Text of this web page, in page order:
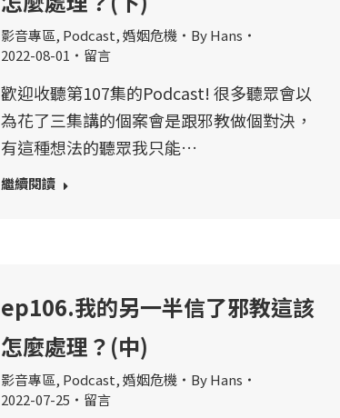
影音專區, Podcast,婚姻危機 ByHans
2022-08-01
留言
歡迎收聽第107集的Podcast! 很多聽眾會以
為花了三集講的個案會是跟邪教做個對決，
有這種想法的聽眾我只能…
繼續閱讀
ep106.我的另一半信了邪教這該
怎麼處理？(中)
影音專區, Podcast,婚姻危機 ByHans
2022-07-25
留言